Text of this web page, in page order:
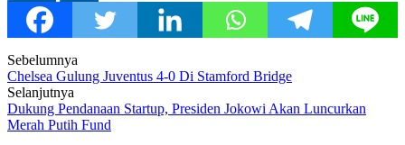
Post
navigation
Sebelumnya
Chelsea Gulung Juventus 4-0 Di Stamford Bridge
Selanjutnya
Dukung Pendanaan Startup, Presiden Jokowi Akan Luncurkan
Merah Putih Fund